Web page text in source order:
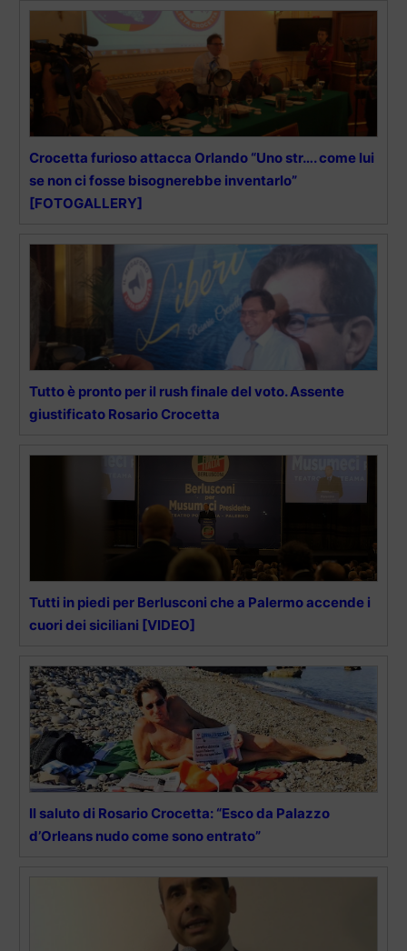
Crocetta furioso attacca Orlando “Uno str…. come lui
se non ci fosse bisognerebbe inventarlo”
[FOTOGALLERY]
Tutto è pronto per il rush finale del voto. Assente
giustificato Rosario Crocetta
Tutti in piedi per Berlusconi che a Palermo accende i
cuori dei siciliani [VIDEO]
Il saluto di Rosario Crocetta: “Esco da Palazzo
d’Orleans nudo come sono entrato”